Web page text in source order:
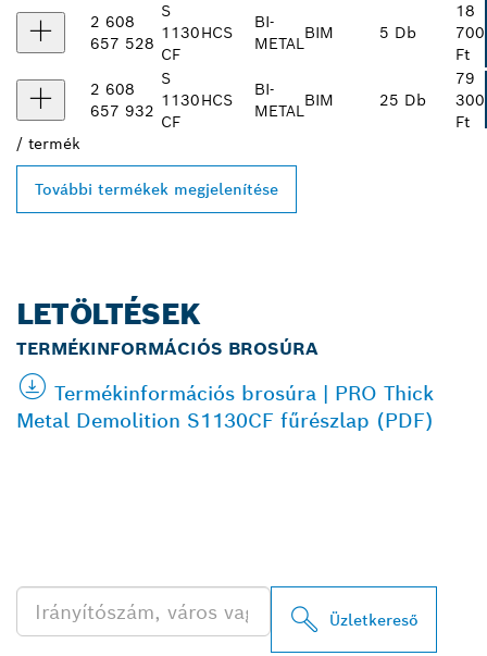
2 608
657 528
S
1130
CF
HCS
BI-
METAL
BIM 5 Db
18
700
Ft
2 608
657 932
S
1130
CF
HCS
BI-
METAL
BIM 25 Db
79
300
Ft
/ termék
További termékek megjelenítése
LETÖLTÉSEK
TERMÉKINFORMÁCIÓS BROSÚRA
Termékinformációs brosúra | PRO Thick
Metal Demolition S1130CF fűrészlap (PDF)
Üzletkereső